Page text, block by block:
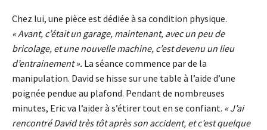
Chez lui, une pièce est dédiée à sa condition physique.
« Avant, c’était un garage, maintenant, avec un peu de
bricolage, et une nouvelle machine, c’est devenu un lieu
d’entrainement ». La séance commence par de la
manipulation. David se hisse sur une table à l’aide d’une
poignée pendue au plafond. Pendant de nombreuses
minutes, Eric va l’aider à s’étirer tout en se confiant. « J’ai
rencontré David très tôt après son accident, et c’est quelque